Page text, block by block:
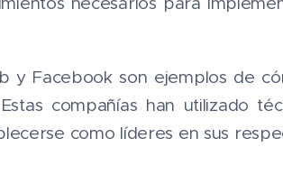
y Facebook son ejemplos de
compañías han utilizado
como líderes en sus